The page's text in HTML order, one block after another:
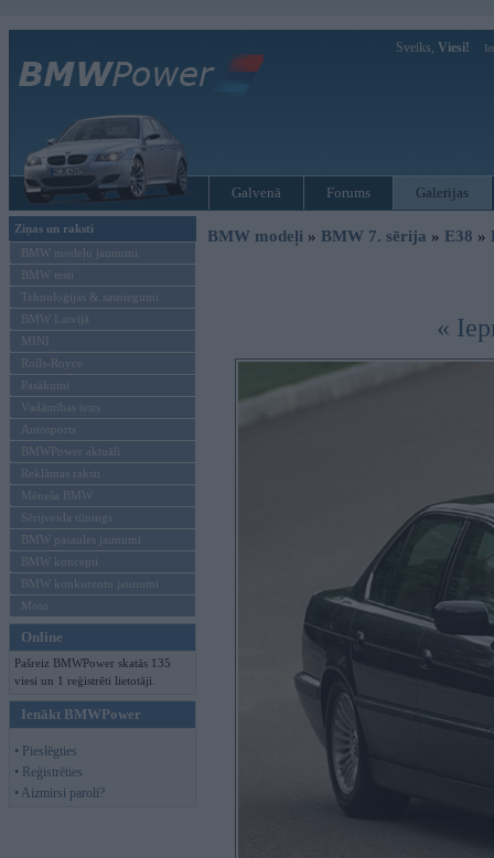
Sveiks, Viesi!
Galvenā Forums Galerijas
Ziņas un raksti
BMW modeļu jaunumi
BMW testi
Tehnoloģijas & sasniegumi
BMW Latvijā
MINI
Rolls-Royce
Pasākumi
Vadāmības tests
Autosports
BMWPower aktuāli
Reklāmas raksti
Mēneša BMW
Sērijveida tūnings
BMW pasaules jaunumi
BMW koncepti
BMW konkurentu jaunumi
Moto
Online
Pašreiz BMWPower skatās 135
viesi un 1 reģistrēti lietotāji.
Ienākt BMWPower
• Pieslēgties
• Reģistrēties
• Aizmirsi paroli?
BMW modeļi » BMW 7. sērija » E38 »
«